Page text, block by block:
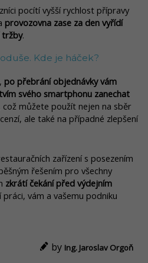
pocítí vyšší rychlost přípravy
provozovna zase za den vyřídí
tržby.
Kde je háček?
po přebrání objednávky vám
svého smartphonu zanechat
což můžete použít nejen na sběr
ale také na případné zlepšení
zařízení s posezením
řešením pro všechny
zkrátí čekání před výdejním
práci, vám a vašemu podniku
by Ing. Jaroslav Orgoň